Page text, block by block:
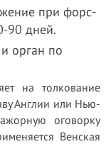
при форс-
90 дней.
орган по
на толкование
Англии или Нью-
оговорку
Венская